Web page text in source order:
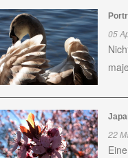
05
22